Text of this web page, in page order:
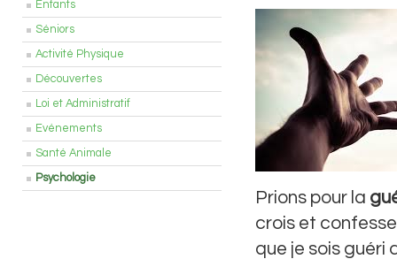
Enfants
Séniors
Activité Physique
Découvertes
Loi et Administratif
Evénements
Santé Animale
Psychologie
Prions pour la
crois et
que je sois